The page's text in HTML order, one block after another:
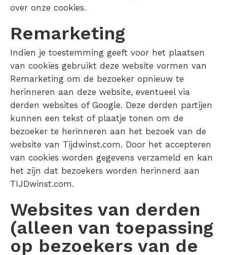
over onze cookies.
Remarketing
Indien je toestemming geeft voor het plaatsen
van cookies gebruikt deze website vormen van
Remarketing om de bezoeker opnieuw te
herinneren aan deze website, eventueel via
derden websites of Google. Deze derden partijen
kunnen een tekst of plaatje tonen om de
bezoeker te herinneren aan het bezoek van de
website van Tijdwinst.com. Door het accepteren
van cookies worden gegevens verzameld en kan
het zijn dat bezoekers worden herinnerd aan
TIJDwinst.com.
Websites van derden
(alleen van toepassing
op bezoekers van de